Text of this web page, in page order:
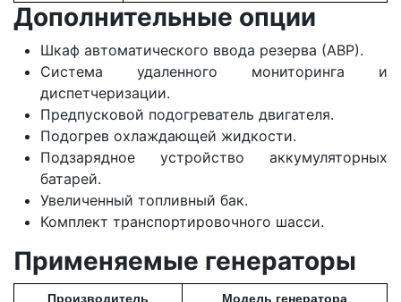
Дополнительные опции
Шкаф автоматического ввода резерва (АВР).
Система удаленного мониторинга и
диспетчеризации.
Предпусковой подогреватель двигателя.
Подогрев охлаждающей жидкости.
Подзарядное устройство аккумуляторных
батарей.
Увеличенный топливный бак.
Комплект транспортировочного шасси.
Применяемые генераторы
Производитель Модель генератора